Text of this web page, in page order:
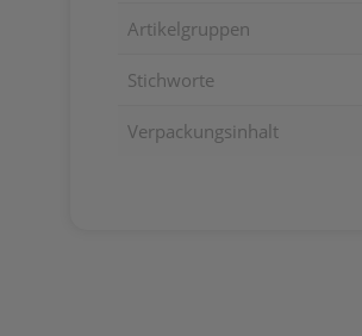
Artikelgruppen
Stichworte
Verpackungsinhalt